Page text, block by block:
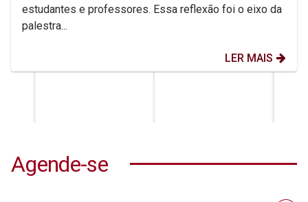
estudantes e professores. Essa reflexão foi o eixo da
palestra...
LER MAIS
Agende-se